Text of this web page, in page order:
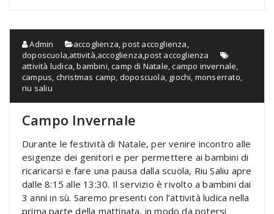
Admin
accoglienza, post accoglienza,
doposcuola,attività,accoglienza,post accoglienza
attività ludica,bambini,camp di Natale,campo invernale,
campus, christmas camp, doposcuola, giochi, monserrato,
riu saliu
Campo Invernale
Durante le festività di Natale, per venire incontro alle
esigenze dei genitori e per permettere ai bambini di
ricaricarsi e fare una pausa dalla scuola, Riu Saliu apre
dalle 8:15 alle 13:30. Il servizio è rivolto a bambini dai
3 anni in sù. Saremo presenti con l’attività ludica nella
prima parte della mattinata, in modo da potersi